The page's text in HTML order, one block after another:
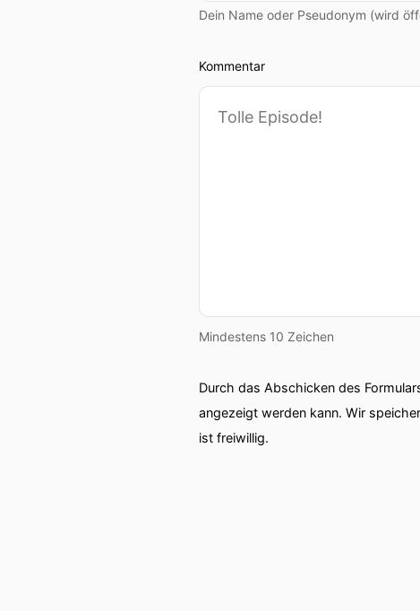
Dein Name oder Pseudonym (wird
Kommentar
Mindestens 10 Zeichen
Durch das Abschicken des
angezeigt werden kann. Wir
ist freiwillig.